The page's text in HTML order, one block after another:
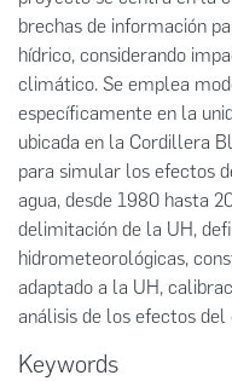
brechas de información
hídrico, considerando
climático. Se emplea
específicamente en la
ubicada en la Cordillera
para simular los efectos
agua, desde 1980 hasta
delimitación de la UH,
hidrometeorológicas,
adaptado a la UH,
análisis de los efectos
Keywords